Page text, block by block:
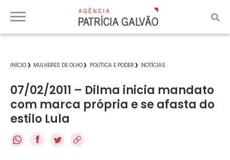
INÍCIO MULHERES DE OLHO POLÍTICA E PODER NOTÍCIAS
07/02/2011 – Dilma inicia mandato
com marca própria e se afasta do
estilo Lula
f